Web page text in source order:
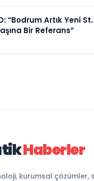
“Bodrum Artık Yeni
Bir Referans”
Haberler
kurumsal çözümler,